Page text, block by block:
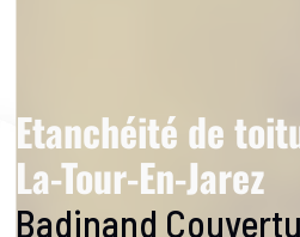
Etanchéité de
La-Tour-En-Jarez
Badinand